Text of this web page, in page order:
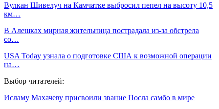
Вулкан Шивелуч на Камчатке выбросил пепел на высоту 10,5
км…
В Алешках мирная жительница пострадала из-за обстрела
со…
USA Today узнала о подготовке США к возможной операции
на…
Выбор читателей:
Исламу Махачеву присвоили звание Посла самбо в мире